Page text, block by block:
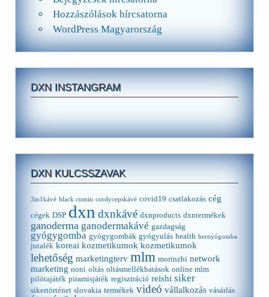
Hozzászólások hírcsatorna
WordPress Magyarország
DXN INSTANGRAM
DXN KULCSSZAVAK
3in1kávé black cumin cordycepskávé covid19 csatlakozás cég
cégek DSP dxn dxnkávé dxnproducts dxntermékek
ganoderma ganodermakávé gazdagság
gyógygomba gyógygombák gyógyulás health hernyógomba
jutalék koreai kozmetikumok kozmetikumok
lehetőség marketingterv mlm morinzhi network
marketing noni oltás oltásmellékhatások online mlm
pilótajáték piramisjáték regisztráció reishi siker
sikertörténet slovakia termékek videó vállalkozás vásárlás